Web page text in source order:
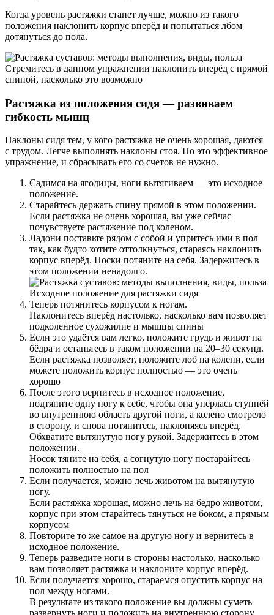
Когда уровень растяжки станет лучше, можно из такого
положения наклонить корпус вперёд и попытаться лбом
дотянуться до пола.
Стремитесь в данном упражнении наклонить вперёд с прямой
спиной, насколько это возможно
Растяжка из положения сидя — развиваем
гибкость мышц
Наклоны сидя тем, у кого растяжка не очень хорошая, даются
с трудом. Легче выполнять наклоны стоя. Но это эффективное
упражнение, и сбрасывать его со счетов не нужно.
Садимся на ягодицы, ноги вытягиваем — это исходное
положение.
Старайтесь держать спину прямой в этом положении.
Если растяжка не очень хорошая, вы уже сейчас
почувствуете растяжение под коленом.
Ладони поставьте рядом с собой и упритесь ими в пол
так, как будто хотите оттолкнуться, стараясь наклонить
корпус вперёд. Носки потяните на себя. Задержитесь в
этом положении ненадолго.
Исходное положение для растяжки сидя
Теперь потянитесь корпусом к ногам.
Наклонитесь вперёд настолько, насколько вам позволяет
подколенное сухожилие и мышцы спины
Если это удаётся вам легко, положите грудь и живот на
бёдра и останьтесь в таком положении на 20–30 секунд.
Если растяжка позволяет, положите лоб на колени, если
можете положить корпус полностью — это очень
хорошо
После этого вернитесь в исходное положение,
подтяните одну ногу к себе, чтобы она упёрлась ступнёй
во внутреннюю область другой ноги, а колено смотрело
в сторону, и снова потянитесь, наклоняясь вперёд.
Обхватите вытянутую ногу рукой. Задержитесь в этом
положении.
Носок тяните на себя, а согнутую ногу постарайтесь
положить полностью на пол
Если получается, можно лечь животом на вытянутую
ногу.
Если растяжка хорошая, можно лечь на бедро животом,
корпус при этом старайтесь тянуться не боком, а прямым
корпусом
Повторите то же самое на другую ногу и вернитесь в
исходное положение.
Теперь разведите ноги в стороны настолько, насколько
вам позволяет растяжка и наклоните корпус вперёд.
Если получается хорошо, стараемся опустить корпус на
пол между ногами.
В результате из такого положение вы должны суметь